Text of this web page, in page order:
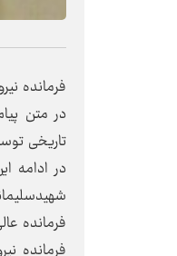
فرمانده
در متن
تاریخی
در ادامه
فرمانده